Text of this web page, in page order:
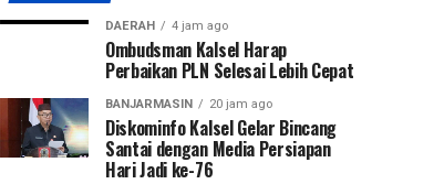
DAERAH 4 jam ago
Ombudsman Kalsel Harap
Perbaikan PLN Selesai Lebih Cepat
BANJARMASIN 20 jam ago
Diskominfo Kalsel Gelar Bincang
Santai dengan Media Persiapan
Hari Jadi ke-76